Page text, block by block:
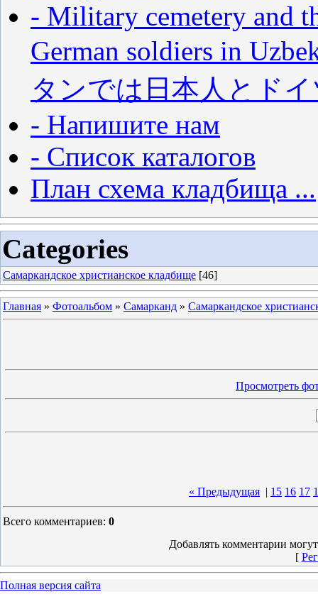
- Military cemetery and
German soldiers in
タンでは日本人とド
- Напишите нам
- Список каталогов
План схема кладбища ...
Categories
Самаркандское христианское кладбище [46]
Главная » Фотоальбом » Самарканд » Самаркандское
Просмотреть
« Предыдущая | 15 16 17
Всего комментариев: 0
Добавлять комментарии
[
Полная версия сайта